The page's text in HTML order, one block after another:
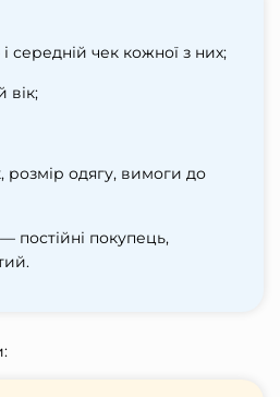
середній чек кожної з них;
вік;
розмір одягу, вимоги до
постійні покупець,